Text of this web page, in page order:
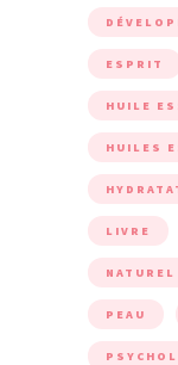
ESPRIT
HUILE
HUILES
LIVRE
NATUREL
PEAU